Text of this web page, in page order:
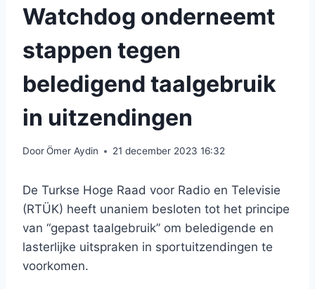
Watchdog onderneemt
stappen tegen
beledigend taalgebruik
in uitzendingen
DoorÖmer Aydin 21 december 2023 16:32
De Turkse Hoge Raad voor Radio en Televisie
(RTÜK) heeft unaniem besloten tot het principe
van “gepast taalgebruik” om beledigende en
lasterlijke uitspraken in sportuitzendingen te
voorkomen.